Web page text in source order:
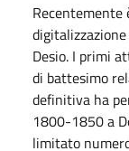
Desio. I primi
di battesimo
definitiva ha
1800-1850 a
limitato